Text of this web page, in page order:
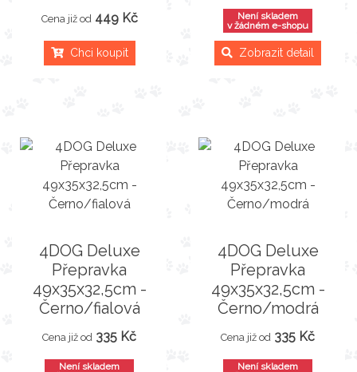
Cena již od 449 Kč
Chci koupit
Není skladem
v žádném e-shopu
Zobrazit detail
4DOG Deluxe
Přepravka
49x35x32,5cm -
Černo/fialová
Cena již od 335 Kč
Není skladem
4DOG Deluxe
Přepravka
49x35x32,5cm -
Černo/modrá
Cena již od 335 Kč
Není skladem